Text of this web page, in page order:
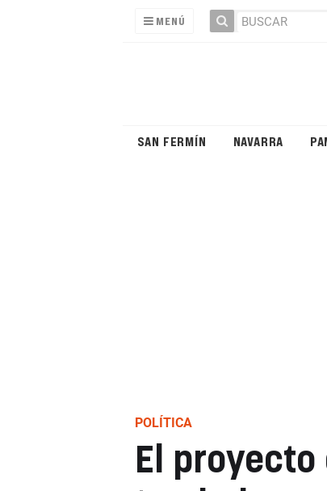
MENÚ
SAN FERMÍN NAVARRA
POLÍTICA
El